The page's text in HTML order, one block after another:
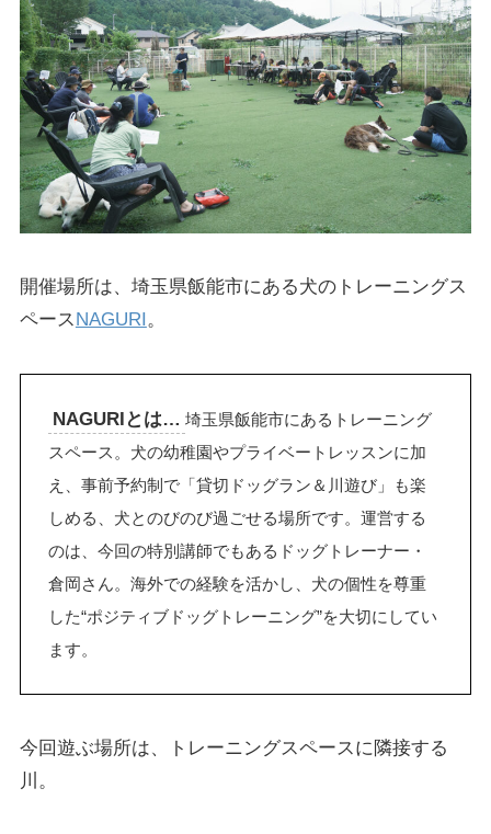
開催場所は、埼玉県飯能市にある犬のトレーニングス
ペース NAGURI 。
NAGURIとは… 埼玉県飯能市にあるトレーニング
スペース。犬の幼稚園やプライベートレッスンに加
え、事前予約制で「貸切ドッグラン＆川遊び」も楽
しめる、犬とのびのび過ごせる場所です。運営する
のは、今回の特別講師でもあるドッグトレーナー・
倉岡さん。海外での経験を活かし、犬の個性を尊重
した“ポジティブドッグトレーニング”を大切にしてい
ます。
今回遊ぶ場所は、トレーニングスペースに隣接する
川。